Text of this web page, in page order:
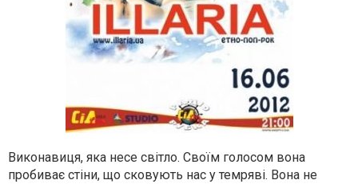
Виконавиця, яка несе світло. Своїм голосом вона
пробиває стіни, що сковують нас у темряві. Вона не